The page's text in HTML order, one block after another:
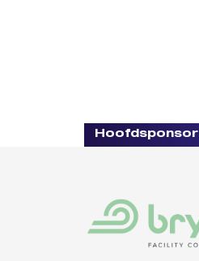
Hoofdsponsor